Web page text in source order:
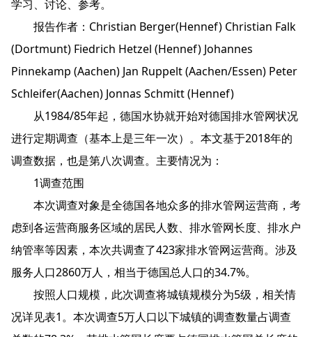
学习、讨论、参考。
报告作者：Christian Berger(Hennef) Christian Falk
(Dortmunt) Fiedrich Hetzel (Hennef) Johannes
Pinnekamp (Aachen) Jan Ruppelt (Aachen/Essen) Peter
Schleifer(Aachen) Jonnas Schmitt (Hennef)
从1984/85年起，德国水协就开始对德国排水管网状况
进行定期调查（基本上是三年一次）。本文基于2018年的
调查数据，也是第八次调查。主要情况为：
1调查范围
本次调查对象是全德国各地众多的排水管网运营商，考
虑到各运营商服务区域的居民人数、排水管网长度、排水户
纳管率等因素，本次共调查了423家排水管网运营商。涉及
服务人口2860万人，相当于德国总人口的34.7%。
按照人口规模，此次调查将城镇规模分为5级，相关情
况详见表1。本次调查5万人口以下城镇的调查数量占调查